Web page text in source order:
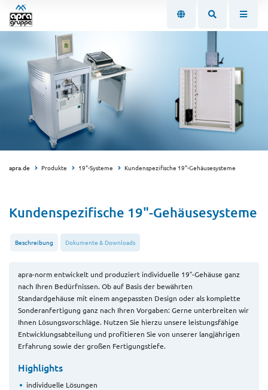
apra.de Produkte 19"-Systeme Kundenspezifische 19"-Gehäusesysteme
Kundenspezifische 19"-Gehäusesysteme
Beschreibung Dokumente & Downloads
apra-norm entwickelt und produziert individuelle 19″-Gehäuse ganz
nach Ihren Bedürfnissen. Ob auf Basis der bewährten
Standardgehäuse mit einem angepassten Design oder als komplette
Sonderanfertigung ganz nach Ihren Vorgaben: Gerne unterbreiten wir
Ihnen Lösungsvorschläge. Nutzen Sie hierzu unsere leistungsfähige
Entwicklungsabteilung und profitieren Sie von unserer langjährigen
Erfahrung sowie der großen Fertigungstiefe.
Highlights
individuelle Lösungen